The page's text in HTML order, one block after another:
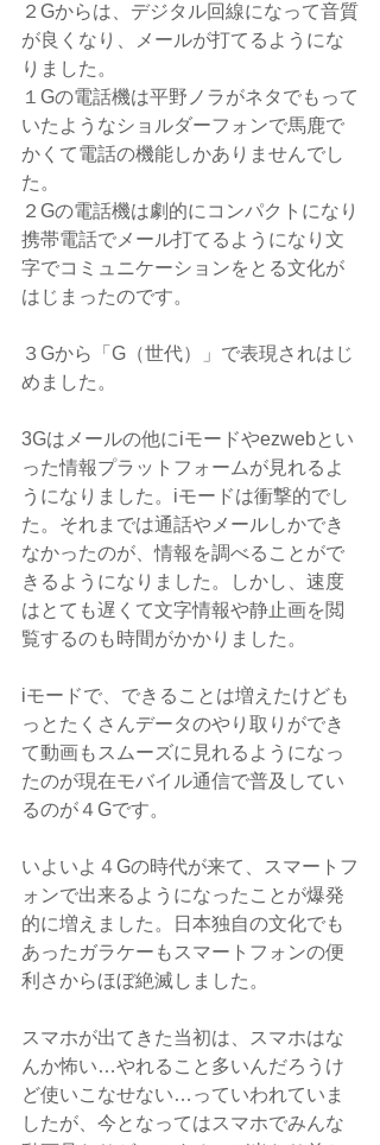
２Gからは、デジタル回線になって音質
が良くなり、メールが打てるようにな
りました。
１Gの電話機は平野ノラがネタでもって
いたようなショルダーフォンで馬鹿で
かくて電話の機能しかありませんでし
た。
２Gの電話機は劇的にコンパクトになり
携帯電話でメール打てるようになり文
字でコミュニケーションをとる文化が
はじまったのです。
３Gから「G（世代）」で表現されはじ
めました。
3Gはメールの他にiモードやezwebとい
った情報プラットフォームが見れるよ
うになりました。iモードは衝撃的でし
た。それまでは通話やメールしかでき
なかったのが、情報を調べることがで
きるようになりました。しかし、速度
はとても遅くて文字情報や静止画を閲
覧するのも時間がかかりました。
iモードで、できることは増えたけども
っとたくさんデータのやり取りができ
て動画もスムーズに見れるようになっ
たのが現在モバイル通信で普及してい
るのが４Gです。
いよいよ４Gの時代が来て、スマートフ
ォンで出来るようになったことが爆発
的に増えました。日本独自の文化でも
あったガラケーもスマートフォンの便
利さからほぼ絶滅しました。
スマホが出てきた当初は、スマホはな
んか怖い…やれること多いんだろうけ
ど使いこなせない…っていわれていま
したが、今となってはスマホでみんな